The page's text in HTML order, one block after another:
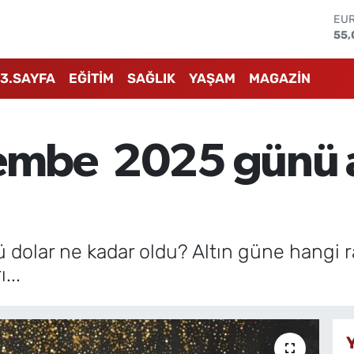
3.SAYFA EĞİTİM SAĞLIK YAŞAM MAGAZİN
2025 günü
ne kadar oldu? Altın güne hangi